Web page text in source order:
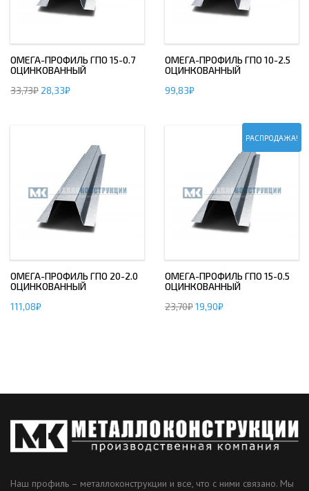
ОМЕГА-ПРОФИЛЬ ГПО 15-0.7
ОЦИНКОВАННЫЙ
33,73₽ 28,33₽
ОМЕГА-ПРОФИЛЬ ГПО 10-2.5
ОЦИНКОВАННЫЙ
99,83₽
ОМЕГА-ПРОФИЛЬ ГПО 20-2.0
ОЦИНКОВАННЫЙ
111,08₽
РАСПРОДАЖА!
ОМЕГА-ПРОФИЛЬ ГПО 15-0.5
ОЦИНКОВАННЫЙ
23,70₽19,90₽
Наш профиль – металлоконструкции и все, что с ними связано. Мы